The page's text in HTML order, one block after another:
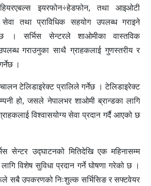
इयरफोन÷हेडफोन, तथा आइओटी
तथा प्राविधिक सहयोग उपलब्ध गराइने
। सर्भिस सेन्टरले शाओमीका वास्तविक
गराउनुका साथै ग्राहकलाई गुणस्तरीय र
।
टेलिडाइरेक्ट प्रालिले गर्नेछ । टेलिडाइरेक्ट
हो, जसले नेपालभर शाओमी ब्रान्डका लागि
विश्वासयोग्य सेवा प्रदान गर्दै आएको छ
सेन्टर उद्घाटनको मितिदेखि एक महिनासम्म
विशेष सुविधा प्रदान गर्ने घोषणा गरेको छ ।
सबै उपकरणको निःशुल्क सर्भिसिङ र सफ्टवेयर